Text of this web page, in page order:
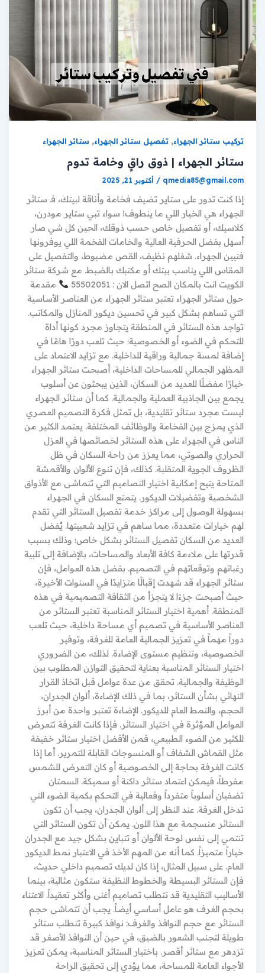
تركيب ستائر الجهراء,تفصيل ستائر الجهراء,ستائر الجهراء
ستائر الجهراء | ذوق راقٍ وخامة تدوم
qmedia85@gmail.com
/ أكتوبر 21, 2025
إذا كنت تدور على ستاير تضيف فخامة وأناقة لبيتك، فـ ستائر
الجهراء هي الخيار اللي ما ينطوف! سواء تبي ستاير مودرن،
كلاسيك، أو تفصيل خاص حسب ذوقك، الحين كل شي صار
أسهل بفضل الحرفية العالية والخامات الفخمة اللي يوفرونها
فنيين الجهراء. شغلهم نظيف، القص مضبوط، والتفصيل على
المقاس اللي يناسب بيتك أو مكتبك بالضبط. مع شركة ستائر
الكويت انت بالمكان الصح اتصل الان : 55502051
مقدمة
حول ستائر الجهراء تعتبر ستائر الجهراء من العناصر الأساسية
التي تساهم بشكل كبير في تحسين ديكور المنازل والمكاتب.
تواجد هذه الستائر في المنطقة يتجاوز مجرد كونها أداة
للتحكم في الضوء أو الخصوصية؛ حيث تلعب دورًا هامًا في
إضافة لمسة جمالية وراقية للداخلية. مع تزايد الاعتماد على
المظهر الجمالي للمساحات الداخلية، أصبحت ستائر الجهراء
خيارًا مفضلًا للعديد من السكان، الذين يبحثون عن أسلوب
يجمع بين الجاذبية العملية والجمالية. كما أن ستائر الجهراء
ليست مجرد ستائر تقليدية، بل تمثل فكرة التصميم العصري
الذي يمزج بين الفخامة والوظائف المختلفة. يعتمد الكثير من
الناس في الجهراء على هذه الستائر لخصائصها في العزل
الحراري والصوتي، مما يعزز من راحة السكان في ظل
الظروف الجوية المتقلبة. كذلك، فإن تنوع الألوان والأقمشة
المتاحة يتيح إمكانية اختيار التصاميم التي تتماشى مع الأذواق
الشخصية وتفضيلات الديكور. يتمتع السكان في الجهراء
بسهولة الوصول إلى مراكز خدمة تفصيل الستائر التي تقدم
لهم خيارات متعددة، مما ساهم في تزايد شعبيتها. يُفضل
العديد من السكان تفصيل الستائر بشكل خاص؛ وذلك بسبب
قدرتها على ملاءمة كافة الأبعاد والمساحات، بالإضافة إلى تلبية
رغباتهم وتوقعاتهم في التصميم. بفضل هذه العوامل، فإن
ستائر الجهراء قد شهدت إقبالًا متزايدًا في السنوات الأخيرة،
حيث أصبحت جزءًا لا يتجزأ من الثقافة التصميمية في هذه
المنطقة. أهمية اختيار الستائر المناسبة تعتبر الستائر من
العناصر الأساسية في تصميم أي مساحة داخلية، حيث تلعب
دوراً مهماً في تعزيز الجمالية العامة للغرفة، وتوفير
الخصوصية، وتنظيم مستوى الإضاءة. لذلك، من الضروري
اختيار الستائر المناسبة بعناية لتحقيق التوازن المطلوب بين
الوظيفة والجمالية. تحقق من عدة عوامل قبل اتخاذ القرار
النهائي بشأن الستائر، بما في ذلك الإضاءة، ألوان الجدران،
الحجم، والنمط العام للديكور. الإضاءة تعتبر واحدة من أبرز
العوامل المؤثرة في اختيار الستائر. فإذا كانت الغرفة تتعرض
للكثير من الضوء الطبيعي، فمن الأفضل اختيار ستائر خفيفة
مثل القماش الشفاف أو المنسوجات القابلة للتمرير. أما إذا
كانت الغرفة بحاجة إلى الخصوصية أو كان التعرض للشمس
مفرطاً، فيمكن اعتماد ستائر داكنة أو سميكة. السمتان
تضفيان أسلوباً متفرداً وفعالية في التحكم بكمية الضوء التي
تدخل الغرفة. عند النظر إلى ألوان الجدران، يجب أن تكون
الستائر منسجمة مع هذا اللون. يمكن أن تكون الستائر التي
تنتمي إلى نفس لوحة الألوان أو تتباين بشكل جيد مع الجدران
خياراً متميزاً. كما أنه من المهم الأخذ في الاعتبار نمط الديكور
العام. على سبيل المثال، إذا كان لديك تصميم داخلي حديث،
فإن الستائر البسيطة والخطوط النظيفة ستكون مثالية، بينما
الأساليب التقليدية قد تتطلب تصاميم أغنى وأكثر تعقيداً. الاعتناء
بحجم الغرف هو عامل أساسي أيضاً. يجب أن تتماشى حجم
الستائر مع حجم النوافذ والغرف: نوافذ كبيرة تتطلب ستائر
طويلة لتجنب الشعور بالضيق، في حين أن النوافذ الأصغر قد
تزدهر مع ستائر أقصر. باختيار الستائر المناسبة، يمكن تعزيز
الأجواء العامة للمساحة، مما يؤدي إلى تحقيق الراحة